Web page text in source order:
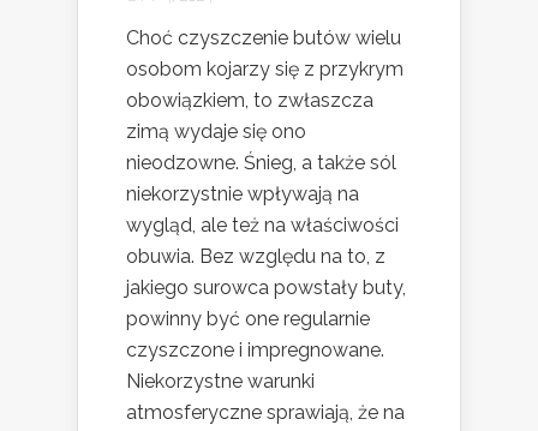
Choć czyszczenie butów wielu
osobom kojarzy się z przykrym
obowiązkiem, to zwłaszcza
zimą wydaje się ono
nieodzowne. Śnieg, a także sól
niekorzystnie wpływają na
wygląd, ale też na właściwości
obuwia. Bez względu na to, z
jakiego surowca powstały buty,
powinny być one regularnie
czyszczone i impregnowane.
Niekorzystne warunki
atmosferyczne sprawiają, że na